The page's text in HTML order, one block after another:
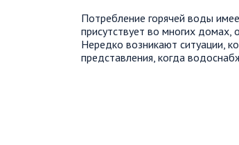
Потребление горячей воды
присутствует во многих домах,
Нередко возникают ситуации,
представления, когда